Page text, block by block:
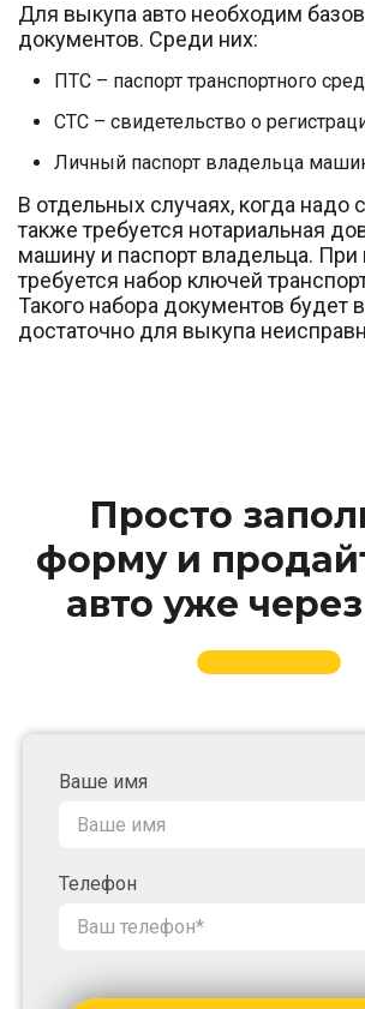
Для выкупа авто необходим
документов. Среди них:
ПТС – паспорт транспортного
СТС – свидетельство о
Личный паспорт владельца
В отдельных случаях, когда надо
также требуется нотариальная
машину и паспорт владельца. При
требуется набор ключей
Такого набора документов будет
достаточно для выкупа
Просто
форму и
авто уже через
Ваше имя
Телефон